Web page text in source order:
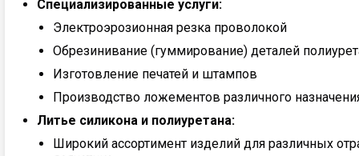
Специализированные услуги:
Электроэрозионная резка проволокой
Обрезинивание (гуммирование) деталей
Изготовление печатей и штампов
Производство ложементов различного
Литье силикона и полиуретана:
Широкий ассортимент изделий для различных